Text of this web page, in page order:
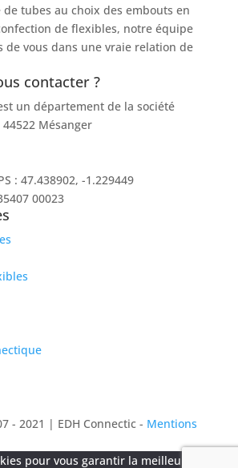
tubes au choix des embouts en
de flexibles, notre équipe
de vous dans une vraie relation de
contacter ?
un département de la société
Mésanger
: 47.438902, -1.229449
00023
- 2021 | EDH Connectic - Mentions
pour vous garantir la meilleure